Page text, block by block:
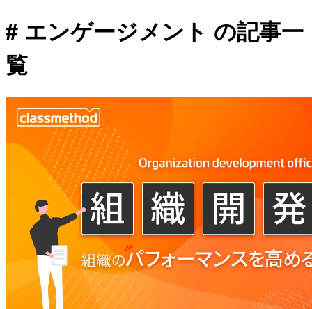
# エンゲージメント の記事一
覧